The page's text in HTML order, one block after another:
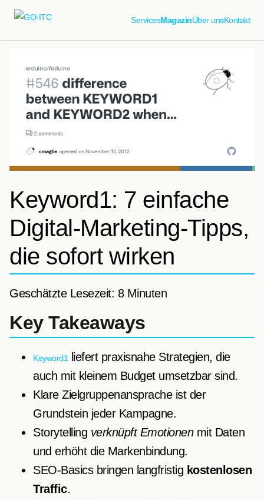
ServicesMagazinÜber unsKontakt
Keyword1: 7 einfache
Digital-Marketing-Tipps,
die sofort wirken
Geschätzte Lesezeit: 8 Minuten
Key Takeaways
Keyword1
liefert praxisnahe Strategien, die
auch mit kleinem Budget umsetzbar sind.
Klare Zielgruppenansprache ist der
Grundstein jeder Kampagne.
Storytelling verknüpft Emotionenmit Daten
und erhöht die Markenbindung.
SEO-Basics bringen langfristig kostenlosen
Traffic.